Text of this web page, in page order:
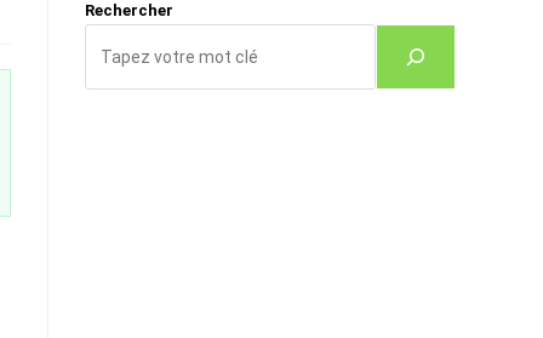
Rechercher